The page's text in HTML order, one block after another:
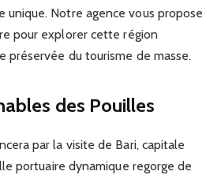
unique. Notre agence vous propose
pour explorer cette région
préservée du tourisme de masse.
des Pouilles
par la visite de Bari, capitale
portuaire dynamique regorge de